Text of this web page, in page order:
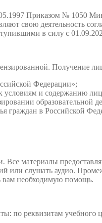
Приказом № 1050
свою деятельность
в силу с
Получение
Федерации»;
и содержанию
образовательной
граждан в Российской
Все материалы
или слушать аудио.
вам необходимую помощь.
реквизитам учебного